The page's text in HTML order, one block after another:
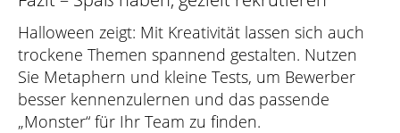
Halloween zeigt: Mit Kreativität lassen sich auch
trockene Themen spannend gestalten. Nutzen
Sie Metaphern und kleine Tests, um Bewerber
besser kennenzulernen und das passende
„Monster“ für Ihr Team zu finden.